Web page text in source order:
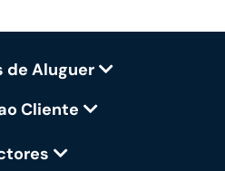
de Aluguer
Cliente